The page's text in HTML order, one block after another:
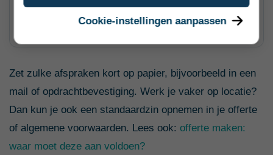
of extra reistijd, wachttijd of aangepaste planning
gevolgen heeft voor je tarief.
Zet zulke afspraken kort op papier, bijvoorbeeld in een
mail of opdrachtbevestiging. Werk je vaker op locatie?
Dan kun je ook een standaardzin opnemen in je offerte
of algemene voorwaarden. Lees ook: offerte maken:
waar moet deze aan voldoen?
Cookie-instellingen aanpassen